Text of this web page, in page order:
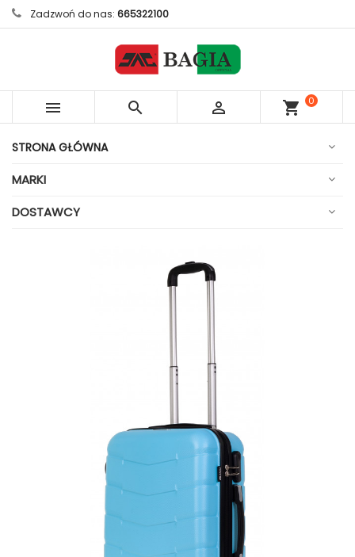
Zadzwoń do nas: 665322100
   shopping_cart
0
STRONA GŁÓWNA
MARKI
DOSTAWCY